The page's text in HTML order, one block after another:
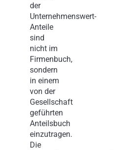
der
Unternehmenswert-
Anteile
sind
nicht im
Firmenbuch,
sondern
in einem
von der
Gesellschaft
geführten
Anteilsbuch
einzutragen.
Die